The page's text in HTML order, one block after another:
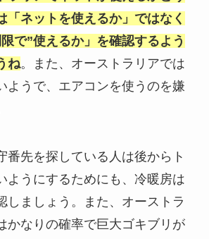
「ネットを使えるか」ではなく
限で”使えるか」を確認するよう
ね。また、オーストラリアでは
ようで、エアコンを使うのを嫌
番先を探している人は後からト
ようにするためにも、冷暖房は
しましょう。また、オーストラ
かなりの確率で巨大ゴキブリが